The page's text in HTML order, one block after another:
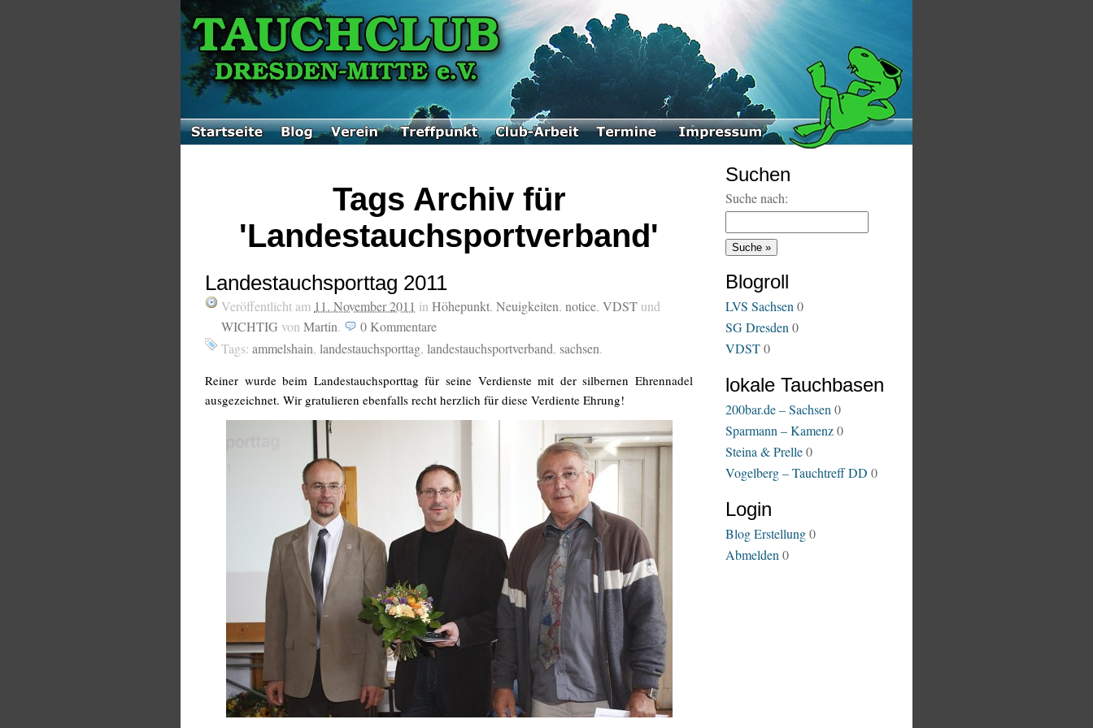
Tags Archiv für
'Landestauchsportverband'
Landestauchsporttag 2011
Veröffentlicht am 11. November 2011 in Höhepunkt, Neuigkeiten, notice, VDST und
WICHTIG von Martin. 0 Kommentare
Tags: ammelshain, landestauchsporttag, landestauchsportverband, sachsen.
Reiner wurde beim Landestauchsporttag für seine Verdienste mit der silbernen Ehrennadel
ausgezeichnet. Wir gratulieren ebenfalls recht herzlich für diese Verdiente Ehrung!
Suchen
Suche nach:
Blogroll
LVS Sachsen 0
SG Dresden 0
VDST0
lokale Tauchbasen
200bar.de – Sachsen 0
Sparmann – Kamenz0
Steina & Prelle0
Vogelberg – Tauchtreff DD 0
Login
Blog Erstellung0
Abmelden 0